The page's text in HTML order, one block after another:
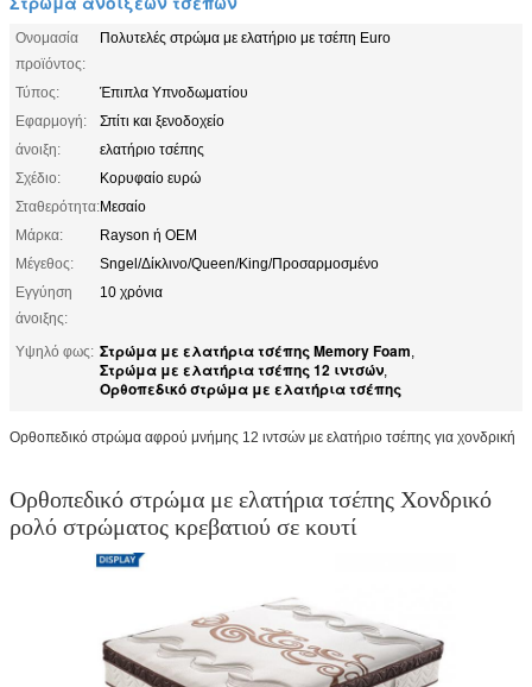
Ονομασία
προϊόντος:
Πολυτελές στρώμα με ελατήριο με τσέπη Euro
Τύπος:
Έπιπλα Υπνοδωματίου
Εφαρμογή:
Σπίτι και ξενοδοχείο
άνοιξη:
ελατήριο τσέπης
Σχέδιο:
Κορυφαίο ευρώ
Σταθερότητα:Μεσαίο
Μάρκα:
Rayson ή OEM
Μέγεθος:
Sngel/Δίκλινο/Queen/King/Προσαρμοσμένο
Εγγύηση
άνοιξης:
10 χρόνια
Υψηλό φως: Στρώμα με ελατήρια τσέπης Memory Foam,
Στρώμα με ελατήρια τσέπης 12 ιντσών,
Ορθοπεδικό στρώμα με ελατήρια τσέπης
Ορθοπεδικό στρώμα αφρού μνήμης 12 ιντσών με ελατήριο τσέπης για χονδρική
Ορθοπεδικό στρώμα με ελατήρια τσέπης Χονδρικό
ρολό στρώματος κρεβατιού σε κουτί